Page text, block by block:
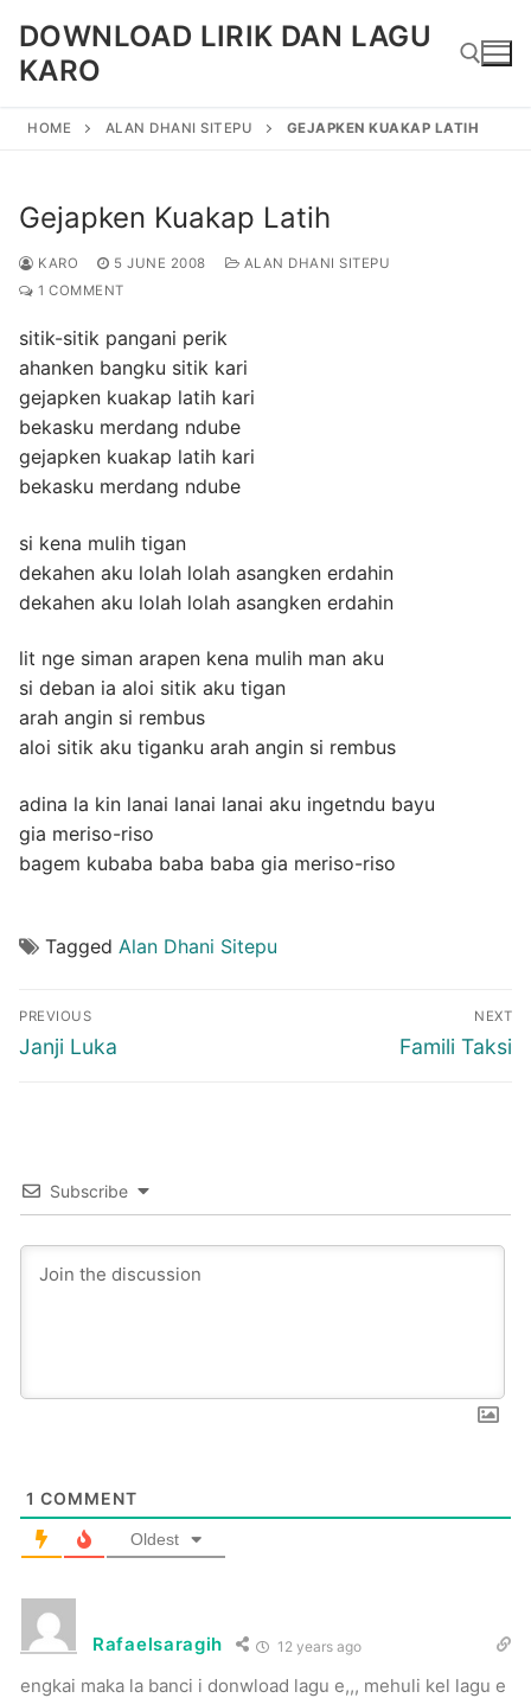
content
DOWNLOAD LIRIK DAN LAGU
KARO
HOME ALAN DHANI SITEPU GEJAPKEN KUAKAP LATIH
Gejapken Kuakap Latih
KARO 5 JUNE 2008
ALAN DHANI SITEPU
1 COMMENT
sitik-sitik pangani perik
ahanken bangku sitik kari
gejapken kuakap latih kari
bekasku merdang ndube
gejapken kuakap latih kari
bekasku merdang ndube
si kena mulih tigan
dekahen aku lolah lolah asangken erdahin
dekahen aku lolah lolah asangken erdahin
lit nge siman arapen kena mulih man aku
si deban ia aloi sitik aku tigan
arah angin si rembus
aloi sitik aku tiganku arah angin si rembus
adina la kin lanai lanai lanai aku ingetndu bayu
gia meriso-riso
bagem kubaba baba baba gia meriso-riso
Tagged Alan Dhani Sitepu
Post
navigation
PREVIOUS
Previous
Janji Luka
NEXT
Next
Famili Taksi
Subscribe
1 COMMENT
Oldest
Rafaelsaragih 12 years ago
engkai maka la banci i donwload lagu e,,, mehuli kel lagu e